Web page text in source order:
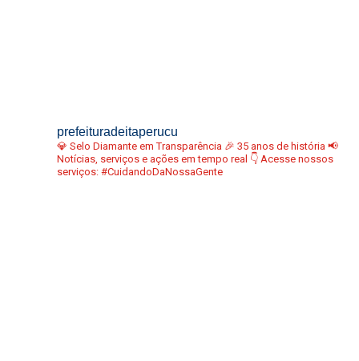
prefeituradeitaperucu
💎 Selo Diamante em Transparência 🎉 35 anos de história 📢
Notícias, serviços e ações em tempo real 👇 Acesse nossos
serviços: #CuidandoDaNossaGente